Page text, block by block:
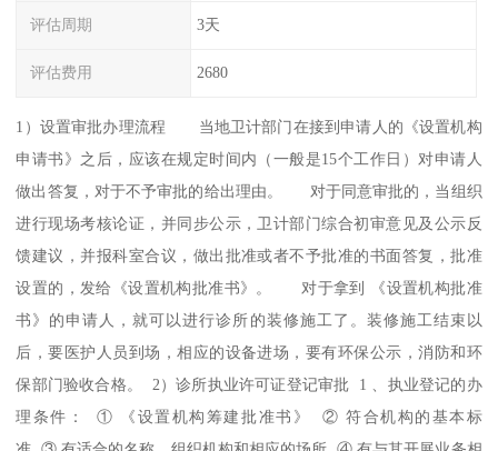
评估周期 3天
评估费用 2680
1）设置审批办理流程 当地卫计部门在接到申请人的《设置机构
申请书》之后，应该在规定时间内（一般是15个工作日）对申请人
做出答复，对于不予审批的给出理由。 对于同意审批的，当组织
进行现场考核论证，并同步公示，卫计部门综合初审意见及公示反
馈建议，并报科室合议，做出批准或者不予批准的书面答复，批准
设置的，发给《设置机构批准书》。 对于拿到 《设置机构批准
书》的申请人，就可以进行诊所的装修施工了。装修施工结束以
后，要医护人员到场，相应的设备进场，要有环保公示，消防和环
保部门验收合格。 2）诊所执业许可证登记审批 1 、执业登记的办
理条件： ① 《设置机构筹建批准书》 ② 符合机构的基本标